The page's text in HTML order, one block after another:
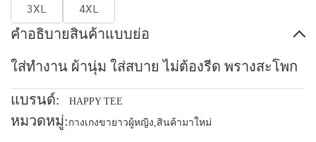
3XL
4XL
คำอธิบายสินค้าแบบย่อ
ใส่ทำงาน ผ้านุ่ม ใส่สบาย ไม่ต้องรีด พรางสะโพก
แบรนด์: HAPPY TEE
หมวดหมู่: กางเกงขายาวผู้หญิง,สินค้ามาใหม่